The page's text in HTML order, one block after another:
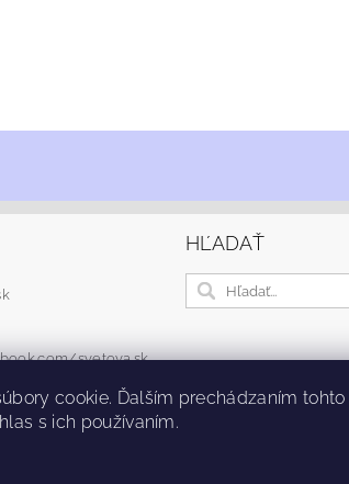
svetova.sk
HĽADAŤ
cookie. Ďalším prechádzaním tohto
s ich používaním.